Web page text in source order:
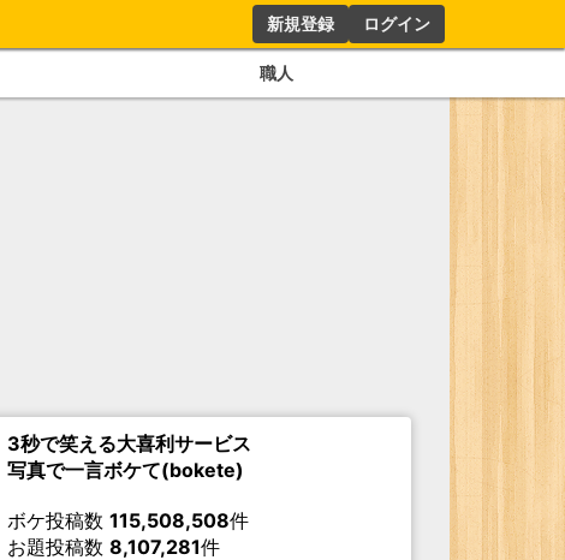
新規登録 ログイン
職人
3秒で笑える大喜利サービス
写真で一言ボケて(bokete)
ボケ投稿数 115,508,508件
お題投稿数 8,107,281件